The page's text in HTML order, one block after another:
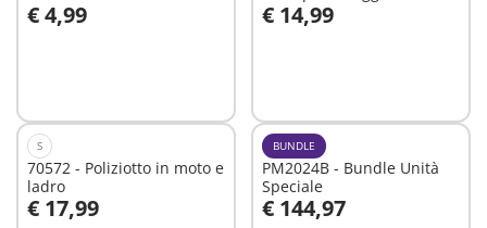
€ 4,99
Aggiungi al carrello € 14,99
Aggiungi al carrello
S
70572 - Poliziotto in moto e
ladro
€ 17,99
Aggiungi al carrello
BUNDLE
PM2024B - Bundle Unità
Speciale
€ 144,97
Aggiungi al carrello